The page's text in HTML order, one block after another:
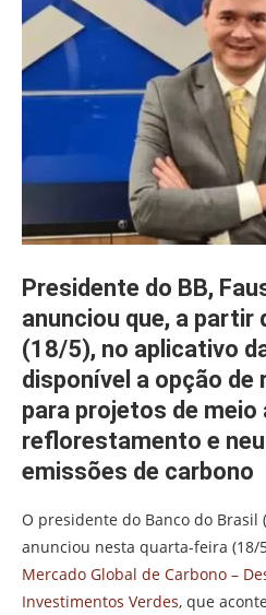
Presidente do BB,
anunciou que, a
(18/5), no aplicativo
disponível a opção de
para projetos de meio
reflorestamento e
emissões de carbono
O presidente do Banco do Brasil
anunciou nesta quarta-feira (18/
Mercado Global de Carbono –
Investimentos Verdes, que